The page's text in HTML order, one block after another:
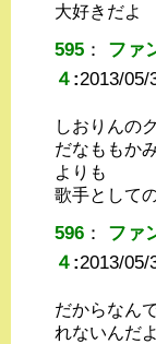
大好きだよ
595 ： ファ
４ :2013/05/
しおりんの
だなももか
よりも
歌手として
596 ： ファ
４ :2013/05/
だからなん
れないんだ